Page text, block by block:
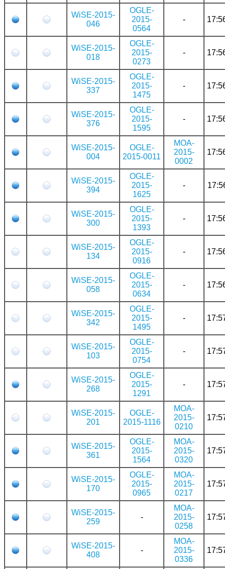
WiSE-2015-
046
OGLE-
2015-
0564
-
WiSE-2015-
018
OGLE-
2015-
0273
-
WiSE-2015-
337
OGLE-
2015-
1475
-
WiSE-2015-
376
OGLE-
2015-
1595
-
WiSE-2015-
004
OGLE-
2015-0011
MOA-
2015-
0002
WiSE-2015-
394
OGLE-
2015-
1625
-
WiSE-2015-
300
OGLE-
2015-
1393
-
WiSE-2015-
134
OGLE-
2015-
0916
-
WiSE-2015-
058
OGLE-
2015-
0634
-
WiSE-2015-
342
OGLE-
2015-
1495
-
WiSE-2015-
103
OGLE-
2015-
0754
-
WiSE-2015-
268
OGLE-
2015-
1291
-
WiSE-2015-
201
OGLE-
2015-1116
MOA-
2015-
0210
WiSE-2015-
361
OGLE-
2015-
1564
MOA-
2015-
0320
WiSE-2015-
170
OGLE-
2015-
0965
MOA-
2015-
0217
WiSE-2015-
259
-
MOA-
2015-
0258
WiSE-2015-
408
-
MOA-
2015-
0336